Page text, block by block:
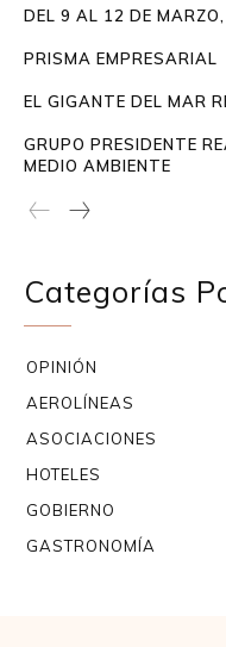
DEL 9 AL 12 DE
PRISMA EMPRESARIAL
EL GIGANTE DEL MAR
GRUPO PRESIDENTE
MEDIO AMBIENTE
Categorías
OPINIÓN
AEROLÍNEAS
ASOCIACIONES
HOTELES
GOBIERNO
GASTRONOMÍA